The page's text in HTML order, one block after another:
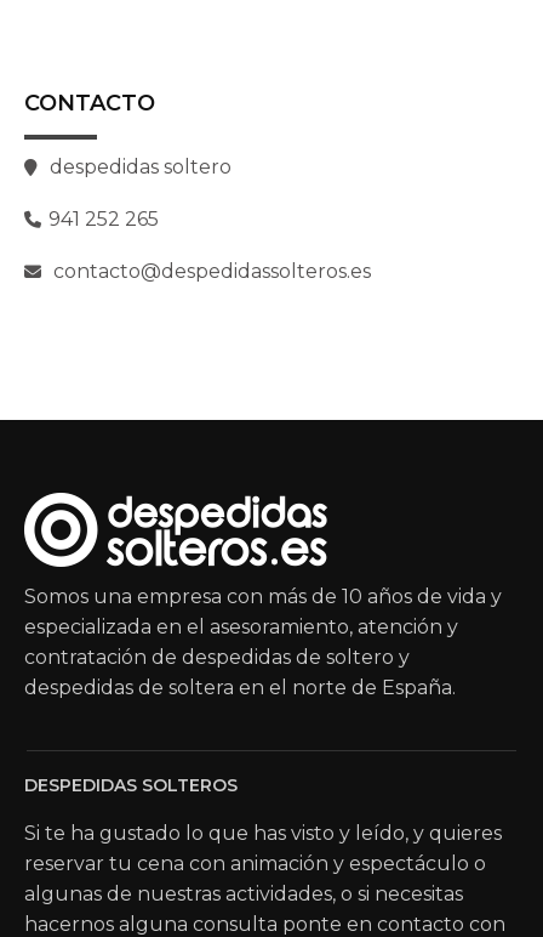
CONTACTO
despedidas soltero
941 252 265
contacto@despedidassolteros.es
Somos una empresa con más de 10 años de vida y
especializada en el asesoramiento, atención y
contratación de despedidas de soltero y
despedidas de soltera en el norte de España.
DESPEDIDAS SOLTEROS
Si te ha gustado lo que has visto y leído, y quieres
reservar tu cena con animación y espectáculo o
algunas de nuestras actividades, o si necesitas
hacernos alguna consulta ponte en contacto con